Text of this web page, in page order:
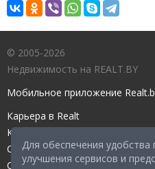
Для обеспечения удобства
улучшения сервисов и
© 2005-2026
Недвижимость на REALT.BY
Мобильное приложение
Карьера в Realt
Контакты редакции
Справочный центр
Служба поддержки